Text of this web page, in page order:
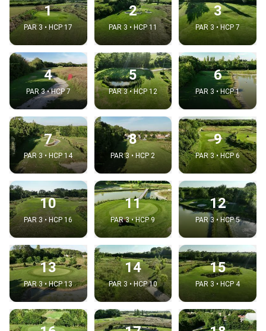
1
PAR 3 • HCP 17
2
PAR 3 • HCP 11
3
PAR 3 • HCP 7
4
PAR 3 • HCP 7
5
PAR 3 • HCP 12
6
PAR 3 • HCP 1
7
PAR 3 • HCP 14
8
PAR 3 • HCP 2
9
PAR 3 • HCP 6
10
PAR 3 • HCP 16
11
PAR 3 • HCP 9
12
PAR 3 • HCP 5
13
PAR 3 • HCP 13
14
PAR 3 • HCP 10
15
PAR 3 • HCP 4